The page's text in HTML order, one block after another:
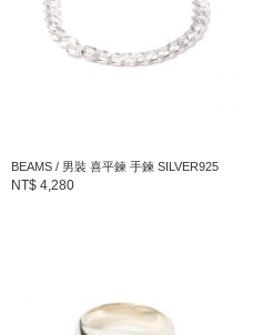
BEAMS / 男裝 喜平鍊 手鍊 SILVER925
NT$ 4,280